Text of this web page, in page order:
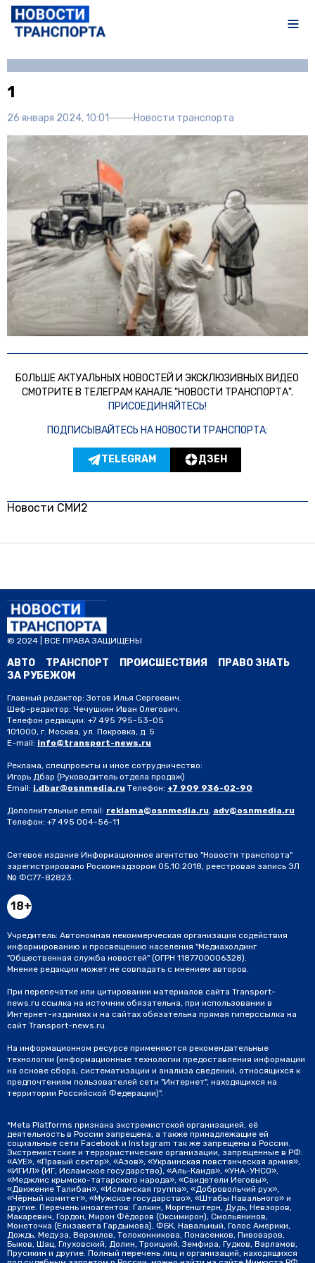
1
26 января 2024, 10:01 Новости транспорта
БОЛЬШЕ АКТУАЛЬНЫХ НОВОСТЕЙ И ЭКСКЛЮЗИВНЫХ ВИДЕО
СМОТРИТЕ В ТЕЛЕГРАМ КАНАЛЕ "НОВОСТИ ТРАНСПОРТА".
ПРИСОЕДИНЯЙТЕСЬ!
ПОДПИСЫВАЙТЕСЬ НА НОВОСТИ ТРАНСПОРТА:
TELEGRAM ДЗЕН
Новости СМИ2
© 2024 | ВСЕ ПРАВА ЗАЩИЩЕНЫ
АВТО ТРАНСПОРТ ПРОИСШЕСТВИЯ
ПРАВО ЗНАТЬ
ЗА РУБЕЖОМ
Главный редактор: Зотов Илья Сергеевич.
Шеф-редактор: Чечушкин Иван Олегович.
Телефон редакции: +7 495 795-53-05
101000, г. Москва, ул. Покровка, д. 5
E-mail: info@transport-news.ru
Реклама, спецпроекты и иное сотрудничество:
Игорь Дбар (Руководитель отдела продаж)
Email: i.dbar@osnmedia.ru Телефон: +7 909 936-02-90
Дополнительные email: reklama@osnmedia.ru, adv@osnmedia.ru
Телефон: +7 495 004-56-11
Сетевое издание Информационное агентство "Новости транспорта"
зарегистрировано Роскомнадзором 05.10.2018, реестровая запись ЭЛ
№ ФС77-82823.
18+
Учредитель: Автономная некоммерческая организация содействия
информированию и просвещению населения "Медиахолдинг
"Общественная служба новостей" (ОГРН 1187700006328).
Мнение редакции может не совпадать с мнением авторов.
При перепечатке или цитировании материалов сайта Transport-
news.ru ссылка на источник обязательна, при использовании в
Интернет-изданиях и на сайтах обязательна прямая гиперссылка на
сайт Transport-news.ru.
На информационном ресурсе применяются рекомендательные
технологии (информационные технологии предоставления информации
на основе сбора, систематизации и анализа сведений, относящихся к
предпочтениям пользователей сети "Интернет", находящихся на
территории Российской Федерации)".
*Meta Platforms признана экстремистской организацией, её
деятельность в России запрещена, а также принадлежащие ей
социальные сети Facebook и Instagram так же запрещены в России.
Экстремистские и террористические организации, запрещенные в РФ:
«АУЕ», «Правый сектор», «Азов», «Украинская повстанческая армия»,
«ИГИЛ» (ИГ, Исламское государство), «Аль-Каида», «УНА-УНСО»,
«Меджлис крымско-татарского народа», «Свидетели Иеговы»,
«Движение Талибан», «Исламская группа», «Добровольчий рух»,
«Чёрный комитет», «Мужское государство», «Штабы Навального» и
другие. Перечень иноагентов: Галкин, Моргенштерн, Дудь, Невзоров,
Макаревич, Гордон, Мирон Фёдоров (Оксимирон), Смольянинов,
Монеточка (Елизавета Гардымова), ФБК, Навальный, Голос Америки,
Дождь, Медуза, Верзилов, Толоконникова, Понасенков, Пивоваров,
Быков, Шац, Глуховский, Долин, Троицкий, Земфира, Гудков, Варламов,
Прусикин и другие. Полный перечень лиц и организаций, находящихся